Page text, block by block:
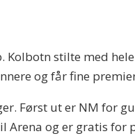
stilte med
og får fine
Først ut er NM for
Arena og er gratis for